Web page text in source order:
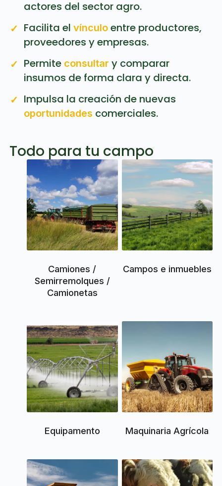
actores del sector agro.
Facilita el vínculo entre productores,
proveedores y empresas.
Permite consultar y comparar
insumos de forma clara y directa.
Impulsa la creación de nuevas
oportunidades comerciales.
Todo para tu campo
Camiones /
Semirremolques /
Camionetas
Campos e inmuebles
Equipamento Maquinaria Agrícola